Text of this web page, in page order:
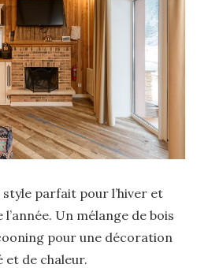
parfait pour l’hiver et
Un mélange de bois
pour une décoration
et de chaleur.